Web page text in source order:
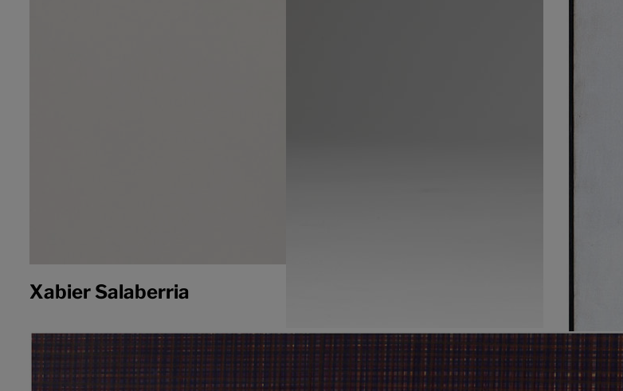
Xabier Salaberria
Dominica Sánchez